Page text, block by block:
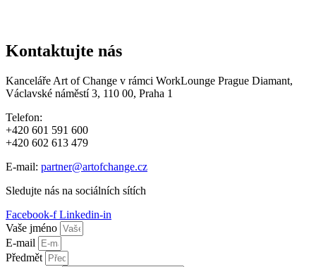
Kontaktujte nás
Kanceláře Art of Change v rámci WorkLounge Prague Diamant,
Václavské náměstí 3, 110 00, Praha 1
Telefon:
+420 601 591 600
+420 602 613 479
E-mail: partner@artofchange.cz
Sledujte nás na sociálních sítích
Facebook-f Linkedin-in
Vaše jméno
E-mail
Předmět